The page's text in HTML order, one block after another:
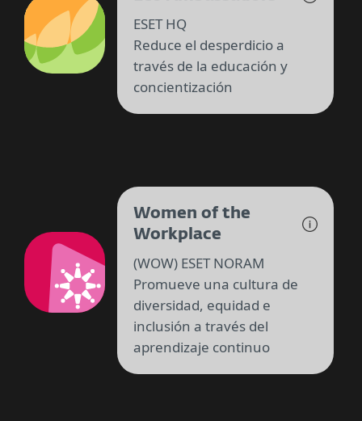
ESET HQ
Reduce el desperdicio a
través de la educación y
concientización
Women of the
Workplace
(WOW) ESET NORAM
Promueve una cultura de
diversidad, equidad e
inclusión a través del
aprendizaje continuo